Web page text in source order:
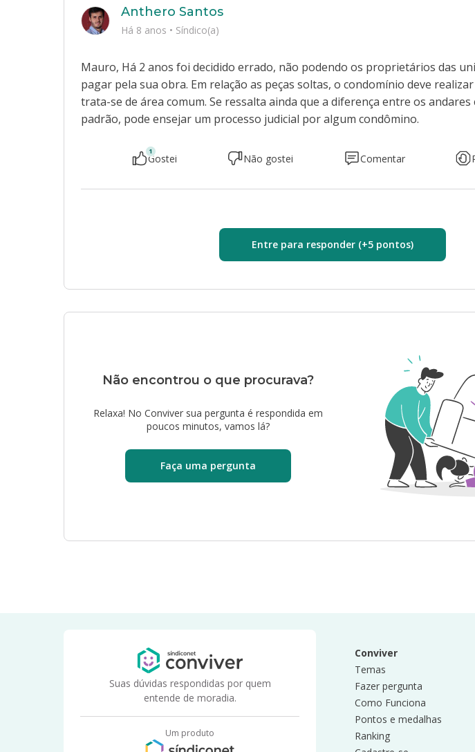
Mauro, Há 2 anos foi decidido errado, não podendo os proprietários das
pagar pela sua obra. Em relação as peças soltas, o condomínio deve
trata-se de área comum. Se ressalta ainda que a diferença entre os andares
padrão, pode ensejar um processo judicial por algum condômino.
Anthero Santos
Há 8 anos • Síndico(a)
1
Gostei Não gostei Comentar
Entre para responder (+5 pontos)
Não encontrou o que procurava?
Relaxa! No Conviver sua pergunta é respondida em
poucos minutos, vamos lá?
Faça uma pergunta
Suas dúvidas respondidas por quem
entende de moradia.
Um produto
Conviver
Temas
Fazer pergunta
Como Funciona
Pontos e medalhas
Ranking